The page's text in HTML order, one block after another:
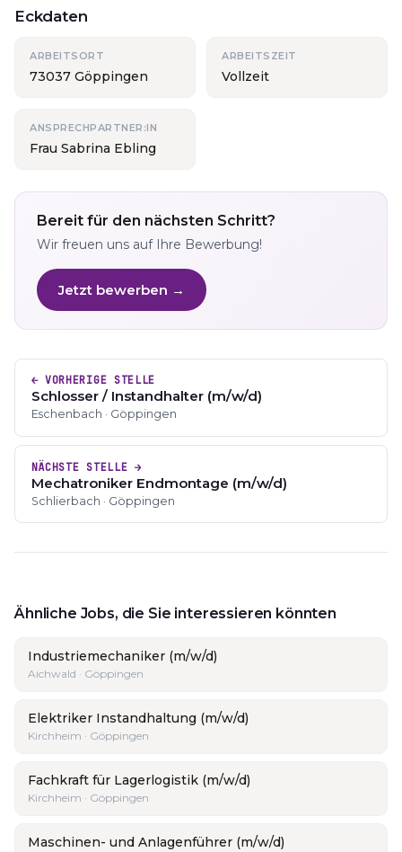
Eckdaten
ARBEITSORT
73037 Göppingen
ARBEITSZEIT
Vollzeit
ANSPRECHPARTNER:IN
Frau Sabrina Ebling
Bereit für den nächsten Schritt?
Wir freuen uns auf Ihre Bewerbung!
Jetzt bewerben →
← VORHERIGE STELLE
Schlosser / Instandhalter (m/w/d)
Eschenbach · Göppingen
NÄCHSTE STELLE →
Mechatroniker Endmontage (m/w/d)
Schlierbach · Göppingen
Ähnliche Jobs, die Sie interessieren könnten
Industriemechaniker (m/w/d)
Aichwald · Göppingen
Elektriker Instandhaltung (m/w/d)
Kirchheim · Göppingen
Fachkraft für Lagerlogistik (m/w/d)
Kirchheim · Göppingen
Maschinen- und Anlagenführer (m/w/d)